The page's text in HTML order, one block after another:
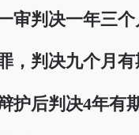
审判决一年三个
，判决九个月
护后判决4年有